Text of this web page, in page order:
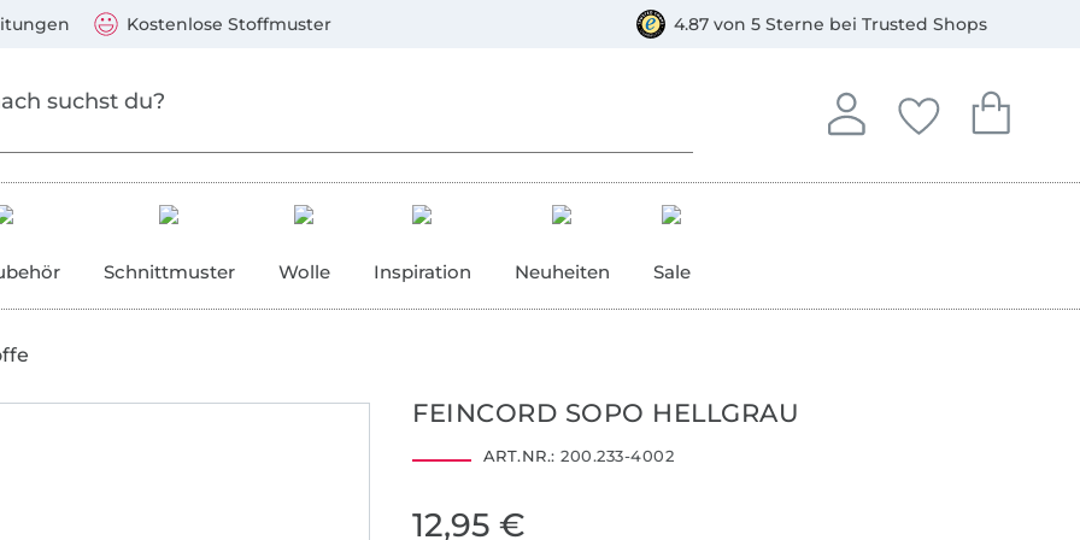
Kostenlose Stoffmuster 4.87 von 5 Sterne bei Trusted Shops
Anmelden
In deinem Konto
Deine
Du hast keine
Dein
Du hast
Schnittmuster Wolle Inspiration Neuheiten Sale
FEINCORD SOPO HELLGRAU
ART.NR.: 200.233-4002
12,95 €
Mastercard, PayPal, Giropay, Kauf auf Rechnung, Vorkasse